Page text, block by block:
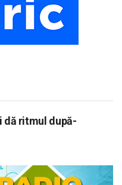
dă ritmul după-